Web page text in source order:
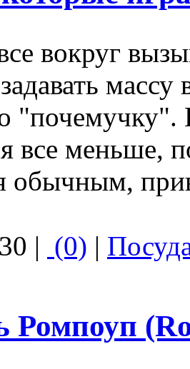
вокруг
"почемучку".
все меньше,
обычным,
| (0) |
Ромпоуп